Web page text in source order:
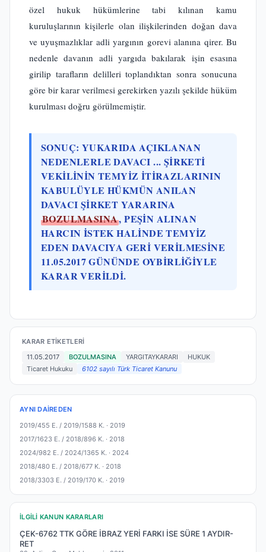
özel hukuk hükümlerine tabi kılınan kamu
kuruluşlarının kişilerle olan ilişkilerinden doğan dava
ve uyuşmazlıklar adli yargının gorevi alanına qirer. Bu
nedenle davanın adli yargıda bakılarak işin esasına
girilip tarafların delilleri toplandıktan sonra sonucuna
göre bir karar verilmesi gerekirken yazılı şekilde hüküm
kurulması doğru görülmemiştir.
SONUÇ: YUKARIDA AÇIKLANAN
NEDENLERLE DAVACI ... ŞIRKETI
VEKILININ TEMYIZ ITIRAZLARININ
KABULÜYLE HÜKMÜN ANILAN
DAVACI ŞIRKET YARARINA
BOZULMASINA, PEŞIN ALINAN
HARCIN ISTEK HALINDE TEMYIZ
EDEN DAVACIYA GERI VERILMESINE
11.05.2017 GÜNÜNDE OYBIRLIĞIYLE
KARAR VERILDI.
KARAR ETIKETLERI
11.05.2017
BOZULMASINA YARGITAYKARARI
HUKUK
Ticaret Hukuku
6102 sayılı Türk Ticaret Kanunu
AYNI DAIREDEN
2019/455 E. / 2019/1588 K. · 2019
2017/1623 E. / 2018/896 K. · 2018
2024/982 E. / 2024/1365 K. · 2024
2018/480 E. / 2018/677 K. · 2018
2018/3303 E. / 2019/170 K. · 2019
İLGILI KANUN KARARLARI
ÇEK-6762 TTK GÖRE İBRAZ YERİ FARKI İSE SÜRE 1 AYDIR-
RET